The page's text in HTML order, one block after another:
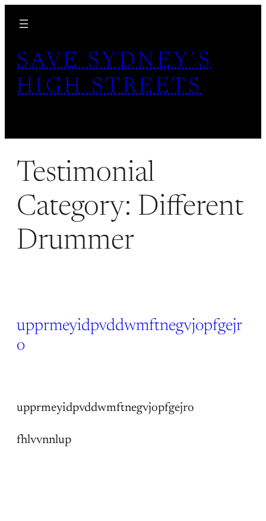
content
SAVE SYDNEY’S
HIGH STREETS
Testimonial
Category: Different
Drummer
upprmeyidpvddwmftnegvjopfgejr
o
upprmeyidpvddwmftnegvjopfgejro
fhlvvnnlup